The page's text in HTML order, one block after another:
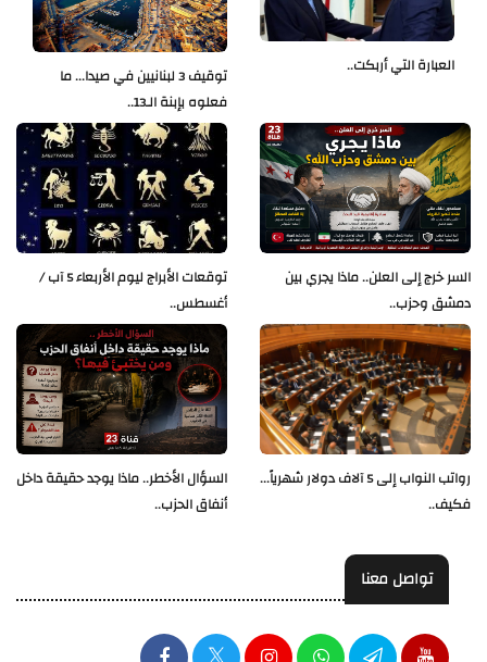
توقيف 3 لبنانيين في صيدا... ما
فعلوه بإبنة الـ13..
العبارة التي أربكت..
توقعات الأبراج ليوم الأربعاء 5 آب /
أغسطس..
السر خرج إلى العلن.. ماذا يجري بين
دمشق وحزب..
السؤال الأخطر.. ماذا يوجد حقيقة داخل
أنفاق الحزب..
رواتب النواب إلى 5 آلاف دولار شهرياً...
فكيف..
تواصل معنا